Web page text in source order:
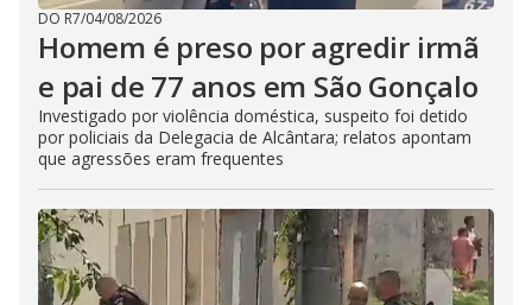
DO R7/04/08/2026
Homem é preso por agredir irmã
e pai de 77 anos em São Gonçalo
Investigado por violência doméstica, suspeito foi detido
por policiais da Delegacia de Alcântara; relatos apontam
que agressões eram frequentes